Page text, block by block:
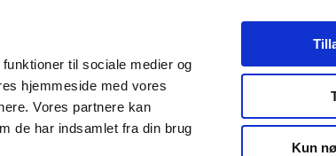
til sociale medier og
hjemmeside med vores
Vores partnere kan
de har indsamlet fra din brug
Kun
+45
os